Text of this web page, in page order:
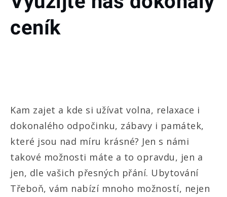
dokonalý
ceník
ceník
Kam zajet a kde si užívat volna, relaxace i
dokonalého odpočinku, zábavy i památek,
které jsou nad míru krásné? Jen s námi
takové možnosti máte a to opravdu, jen a
jen, dle vašich přesných přání. Ubytování
Třeboň, vám nabízí mnoho možností, nejen